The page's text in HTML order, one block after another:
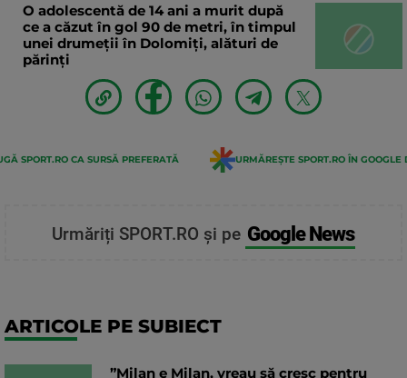
O adolescentă de 14 ani a murit după
ce a căzut în gol 90 de metri, în timpul
unei drumeții în Dolomiți, alături de
părinți
SPORT.RO CA SURSĂ PREFERATĂ URMĂREȘTE SPORT.RO ÎN GOOGLE
Urmăriți SPORT.RO și pe Google News
ARTICOLE PE SUBIECT
”Milan e Milan, vreau să cresc pentru